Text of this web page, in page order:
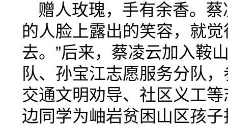
赠人玫瑰，手有余香。
的人脸上露出的笑容，就
去。”后来，蔡凌云加入鞍
队、孙宝江志愿服务分队
交通文明劝导、社区义工
边同学为岫岩贫困山区孩